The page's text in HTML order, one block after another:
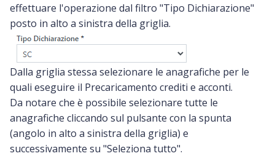
effettuare l'operazione dal filtro "Tipo Dichiarazione"
posto in alto a sinistra della griglia.
Dalla griglia stessa selezionare le anagrafiche per le
quali eseguire il Precaricamento crediti e acconti.
Da notare che è possibile selezionare tutte le
anagrafiche cliccando sul pulsante con la spunta
(angolo in alto a sinistra della griglia) e
successivamente su "Seleziona tutto".